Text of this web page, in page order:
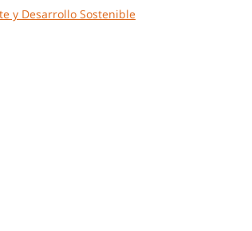
y Desarrollo Sostenible